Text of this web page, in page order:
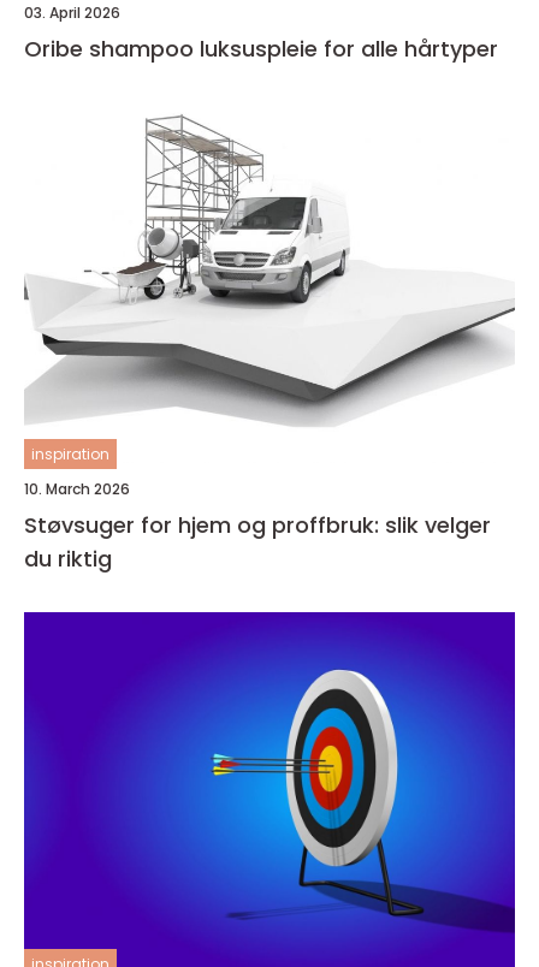
03. April 2026
Oribe shampoo luksuspleie for alle hårtyper
inspiration
10. March 2026
Støvsuger for hjem og proffbruk: slik velger
du riktig